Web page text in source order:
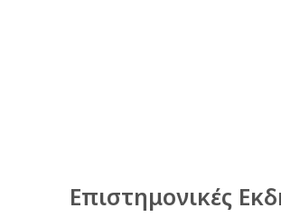
Επιστημονικές